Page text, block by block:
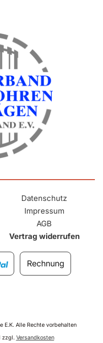
Datenschutz
Impressum
AGB
Vertrag widerrufen
Rechnung
Alle Rechte vorbehalten
zzgl. Versandkosten